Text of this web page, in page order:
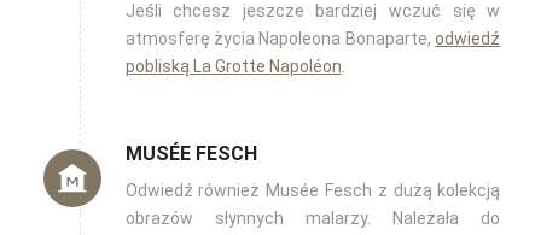
Jeśli chcesz jeszcze bardziej wczuć się w
atmosferę życia Napoleona Bonaparte,odwiedź
pobliską La Grotte Napoléon.
MUSÉE FESCH
Odwiedź również Musée Fesch z dużą kolekcją
obrazów słynnych malarzy. Należała do